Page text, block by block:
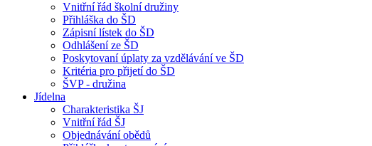
Vnitřní řád školní družiny
Přihláška do ŠD
Zápisní lístek do ŠD
Odhlášení ze ŠD
Poskytovaní úplaty za vzdělávání ve ŠD
Kritéria pro přijetí do ŠD
ŠVP - družina
Jídelna
Charakteristika ŠJ
Vnitřní řád ŠJ
Objednávání obědů